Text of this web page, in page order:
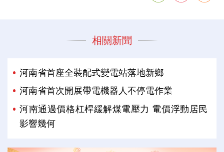
相關新聞
河南省首座全裝配式變電站落地新鄉
河南省首次開展帶電機器人不停電作業
河南通過價格杠桿緩解煤電壓力 電價浮動居民
影響幾何